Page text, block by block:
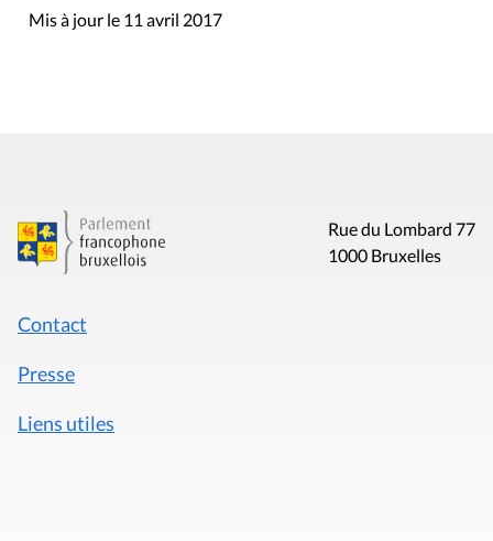
Mis à jour le 11 avril 2017
Rue du Lombard 77
1000 Bruxelles
Contact
Presse
Liens utiles